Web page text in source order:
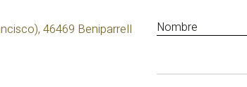
46469 Beniparrell
Nombre